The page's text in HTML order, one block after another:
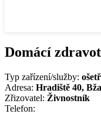
Domácí
Typ zařízení/služby:
Adresa: Hradiště 40,
Zřizovatel: Živnostník
Telefon: